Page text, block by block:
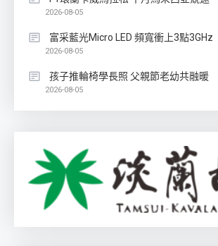
2026-08-05
富采藍光Micro LED 頻寬衝上3點3GHz
2026-08-05
孩子推輪椅學長照 父親節老幼共融暖
2026-08-05